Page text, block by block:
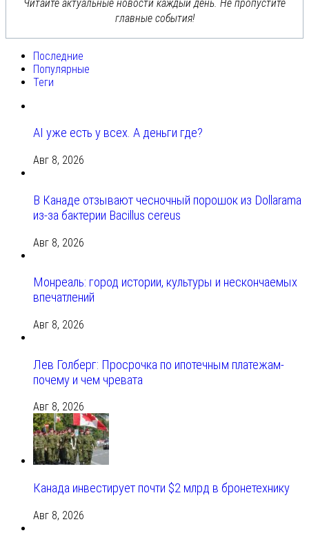
Читайте актуальные новости каждый день. Не пропустите
главные события!
Последние
Популярные
Теги
AI уже есть у всех. А деньги где?
Авг 8, 2026
В Канаде отзывают чесночный порошок из Dollarama
из-за бактерии Bacillus cereus
Авг 8, 2026
Монреаль: город истории, культуры и нескончаемых
впечатлений
Авг 8, 2026
Лев Голберг: Просрочка по ипотечным платежам-
почему и чем чревата
Авг 8, 2026
Канада инвестирует почти $2 млрд в бронетехнику
Авг 8, 2026